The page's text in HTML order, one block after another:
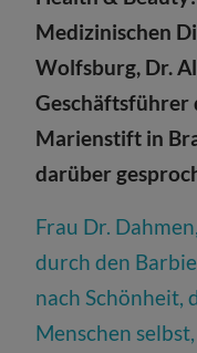
Medizinischen
Wolfsburg, Dr.
Geschäftsführer
Marienstift in
darüber
Frau Dr.
durch den
nach Schönheit,
Menschen